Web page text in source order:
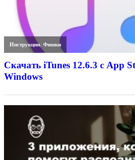
Инструкции,Фишки
Скачать iTunes 12.6.3 с App
Windows